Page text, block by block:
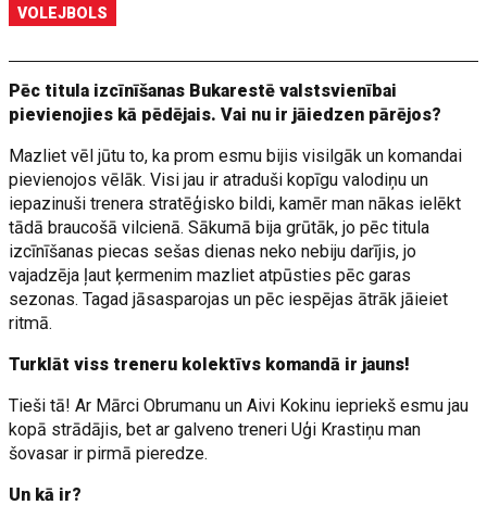
VOLEJBOLS
Pēc titula izcīnīšanas Bukarestē valstsvienībai
pievienojies kā pēdējais. Vai nu ir jāiedzen pārējos?
Mazliet vēl jūtu to, ka prom esmu bijis visilgāk un komandai
pievienojos vēlāk. Visi jau ir atraduši kopīgu valodiņu un
iepazinuši trenera stratēģisko bildi, kamēr man nākas ielēkt
tādā braucošā vilcienā. Sākumā bija grūtāk, jo pēc titula
izcīnīšanas piecas sešas dienas neko nebiju darījis, jo
vajadzēja ļaut ķermenim mazliet atpūsties pēc garas
sezonas. Tagad jāsasparojas un pēc iespējas ātrāk jāieiet
ritmā.
Turklāt viss treneru kolektīvs komandā ir jauns!
Tieši tā! Ar Mārci Obrumanu un Aivi Kokinu iepriekš esmu jau
kopā strādājis, bet ar galveno treneri Uģi Krastiņu man
šovasar ir pirmā pieredze.
Un kā ir?